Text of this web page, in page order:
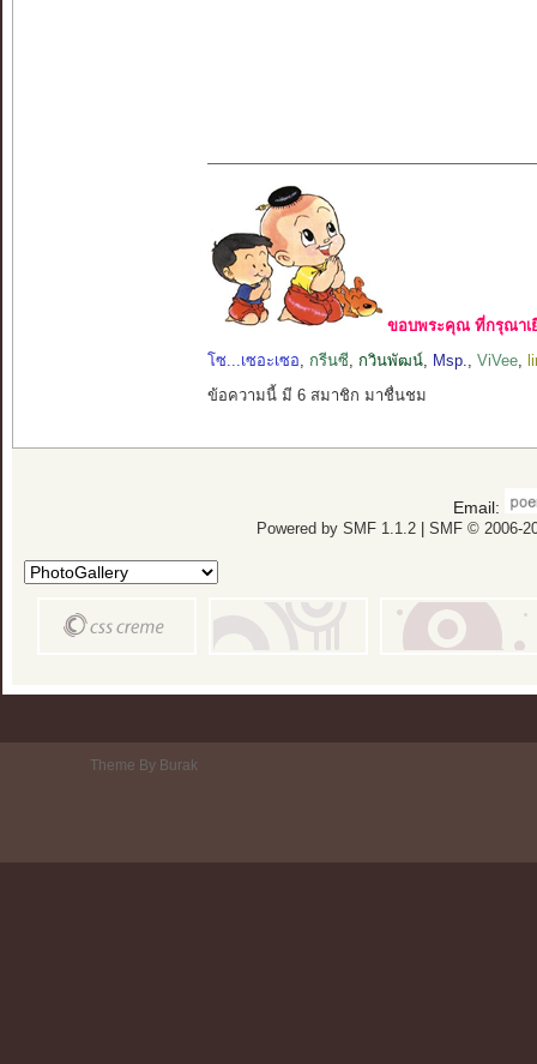
ขอบพระคุณ ที่กรุณาเ
โซ...เซอะเซอ
กรีนซี กวินพัฒน์, Msp. ViVee,
ข้อความนี้ มี 6 สมาชิก มาชื่นชม
Email:
Powered by SMF 1.1.2| SMF © 2006-
Theme By Burak